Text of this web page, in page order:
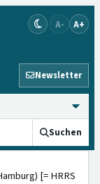
A- A+
Newsletter
Suchen
[= HRRS